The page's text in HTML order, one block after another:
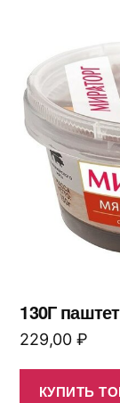
130Г
229,00 ₽
КУПИТЬ